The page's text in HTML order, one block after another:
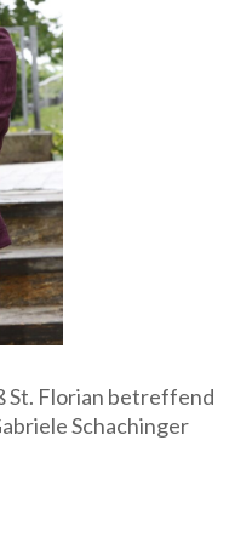
St. Florian betreffend
Schachinger